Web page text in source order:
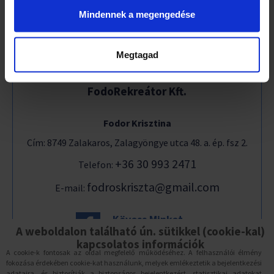
Mindennek a megengedése
Megtagad
FodoRekreátor Kft.
Fodor Krisztina
Cím: 8749 Zalakaros, Zalagyöngye utca 48. a. ép. fsz 2.
Telefon: +36 30 993 2471
E-mail: fodroskriszta@gmail.com
Kövess Minket
Facebook-on is!
ADATVÉDELEM
A weboldalon található ún. sütikkel (cookie-kal)
kapcsolatos információk
A cookie-k fontosak az oldal megfelelő működéséhez. A felhasználói élmény
fokozása érdekében cookie-kat használunk, melyek emlékeztetik a bejelentkezési